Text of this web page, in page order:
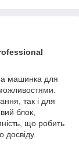
машинка для
так і для
блок,
що робить
досвіду.